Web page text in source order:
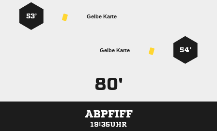
Gelbe Karte
53’
54’
Gelbe Karte
80'
ABPFIFF
19:35UHR